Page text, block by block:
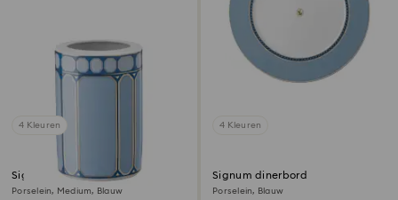
4 Kleuren
Signum vaas
Porselein, Medium, Blauw
4 Kleuren
Signum dinerbord
Porselein, Blauw